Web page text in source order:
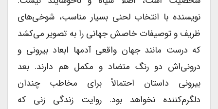
نویسنده با انتخاب لحنی بسیار مناسب، شوخی‌های
ظریف و توصیفات خاصش جهانی را به تصویر می‌کشد
که درست مانند جهان واقعی آدمها ابعاد بیرونی و
درونی‌اش دو رنگ متضاد و مکمل هم دارند. بعد
بیرونی داستان احتمالاً برای مخاطب چندان
دلگرم‌کننده نخواهد بود. روایت زندگی زنی که